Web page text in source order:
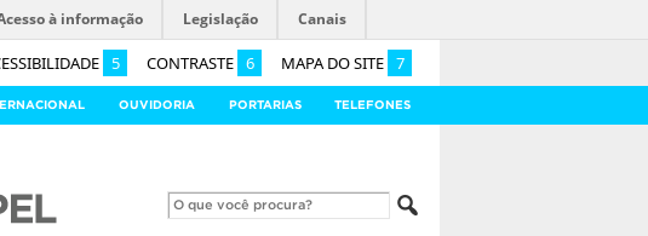
5 CONTRASTE 6 MAPA DO SITE 7
à informação Legislação Canais
OUVIDORIA PORTARIAS TELEFONES